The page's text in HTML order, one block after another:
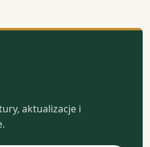
aktualizacje i